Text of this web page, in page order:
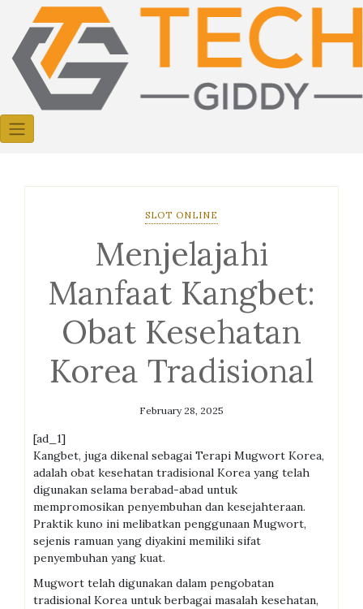
content
SLOT ONLINE
Menjelajahi
Manfaat Kangbet:
Obat Kesehatan
Korea Tradisional
February 28, 2025
[ad_1]
Kangbet, juga dikenal sebagai Terapi Mugwort Korea,
adalah obat kesehatan tradisional Korea yang telah
digunakan selama berabad-abad untuk
mempromosikan penyembuhan dan kesejahteraan.
Praktik kuno ini melibatkan penggunaan Mugwort,
sejenis ramuan yang diyakini memiliki sifat
penyembuhan yang kuat.
Mugwort telah digunakan dalam pengobatan
tradisional Korea untuk berbagai masalah kesehatan,